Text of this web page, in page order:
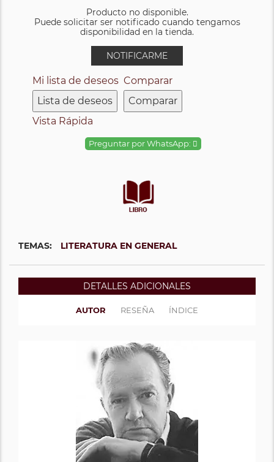
Producto no disponible.
Puede solicitar ser notificado cuando tengamos
disponibilidad en la tienda.
NOTIFICARME
Mi lista de deseos
Lista de deseos
Comparar
Comparar
Vista Rápida
Preguntar por WhatsApp:
TEMAS: LITERATURA EN GENERAL
DETALLES ADICIONALES
AUTOR RESEÑA ÍNDICE